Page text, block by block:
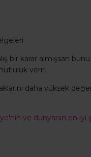
bir karar almışsan
verir.
daha yüksek
ve dünyanın en iyi